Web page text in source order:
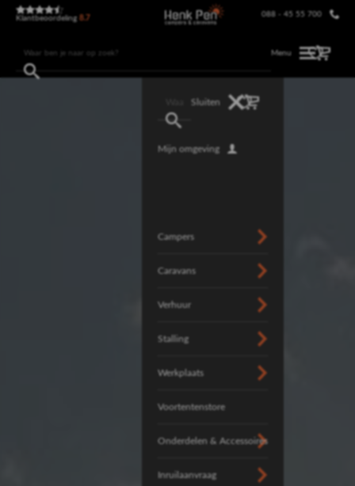
Klantbeoordeling 8.7
088 - 45 55 700
Menu
Sluiten
Mijn omgeving
Campers
Caravans
Verhuur
Stalling
Werkplaats
Voortentenstore
Onderdelen & Accessoires
Inruilaanvraag